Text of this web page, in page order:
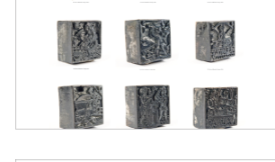
CRiG 2.0
Colección, ss. XVII-XIX